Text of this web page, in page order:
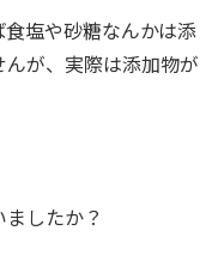
塩や砂糖なんかは添
が、実際は添加物が
したか？